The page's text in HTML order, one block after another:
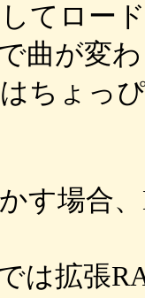
てロー
曲が変
ちょっ
す場合
は拡張